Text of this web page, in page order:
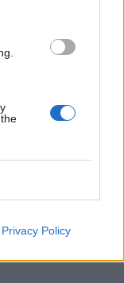
Privacy Policy
peliin –
tilanteesta
– näin katsot